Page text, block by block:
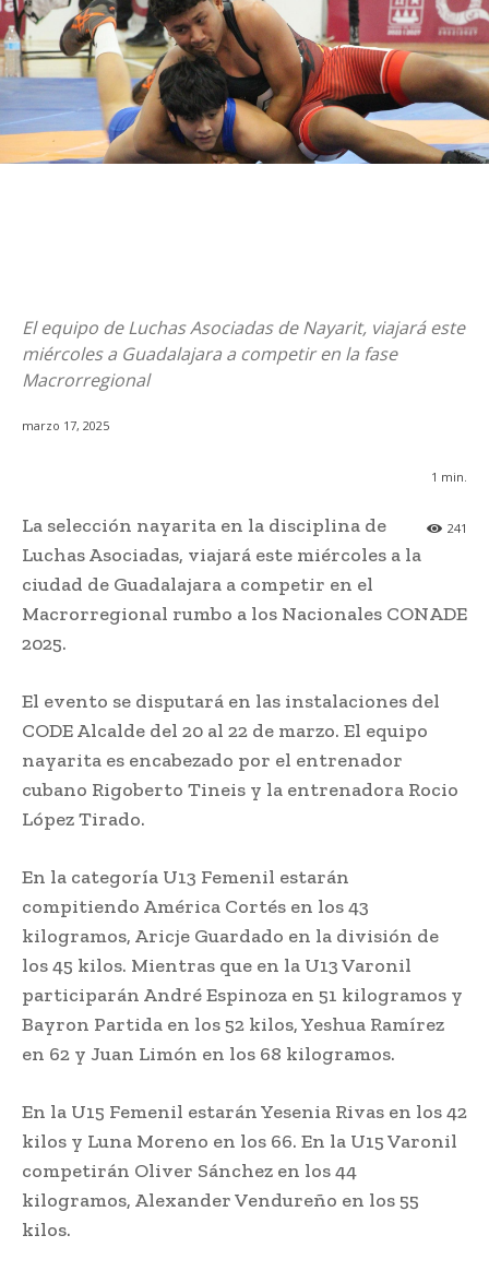
El equipo de Luchas Asociadas de Nayarit, viajará este
miércoles a Guadalajara a competir en la fase
Macrorregional
marzo 17, 2025
1 min.
241
La selección nayarita en la disciplina de
Luchas Asociadas, viajará este miércoles a la
ciudad de Guadalajara a competir en el
Macrorregional rumbo a los Nacionales CONADE
2025.
El evento se disputará en las instalaciones del
CODE Alcalde del 20 al 22 de marzo. El equipo
nayarita es encabezado por el entrenador
cubano Rigoberto Tineis y la entrenadora Rocio
López Tirado.
En la categoría U13 Femenil estarán
compitiendo América Cortés en los 43
kilogramos, Aricje Guardado en la división de
los 45 kilos. Mientras que en la U13 Varonil
participarán André Espinoza en 51 kilogramos y
Bayron Partida en los 52 kilos, Yeshua Ramírez
en 62 y Juan Limón en los 68 kilogramos.
En la U15 Femenil estarán Yesenia Rivas en los 42
kilos y Luna Moreno en los 66. En la U15 Varonil
competirán Oliver Sánchez en los 44
kilogramos, Alexander Vendureño en los 55
kilos.